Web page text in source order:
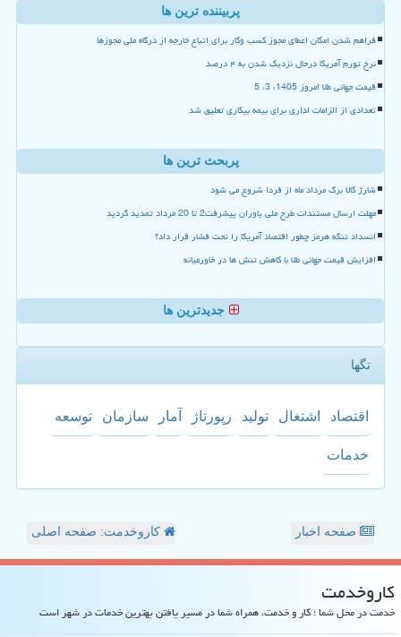
پربیننده ترین ها
فراهم شدن امکان اعطای مجوز کسب وکار برای اتباع خارجه از درگاه ملی مجوزها
نرخ تورم آمریکا درحال نزدیک شدن به ۴ درصد
قیمت جهانی طلا امروز 1405، 3، 5
تعدادی از الزامات اداری برای بیمه بیکاری تعلیق شد
پربحث ترین ها
شارژ کالا برگ مرداد ماه از فردا شروع می شود
مهلت ارسال مستندات طرح ملی یاوران پیشرفت2 تا 20 مرداد تمدید گردید
انسداد تنگه هرمز چطور اقتصاد آمریکا را تحت فشار قرار داد؟
افزایش قیمت جهانی طلا با کاهش تنش ها در خاورمیانه
جدیدترین ها
تگها
اقتصاد اشتغال تولید رپورتاژ آمار سازمان توسعه
خدمات
صفحه اخبار کاروخدمت: صفحه اصلی
كاروخدمت
خدمت در محل شما ؛ کار و خدمت، همراه شما در مسیر یافتن بهترین خدمات در شهر است